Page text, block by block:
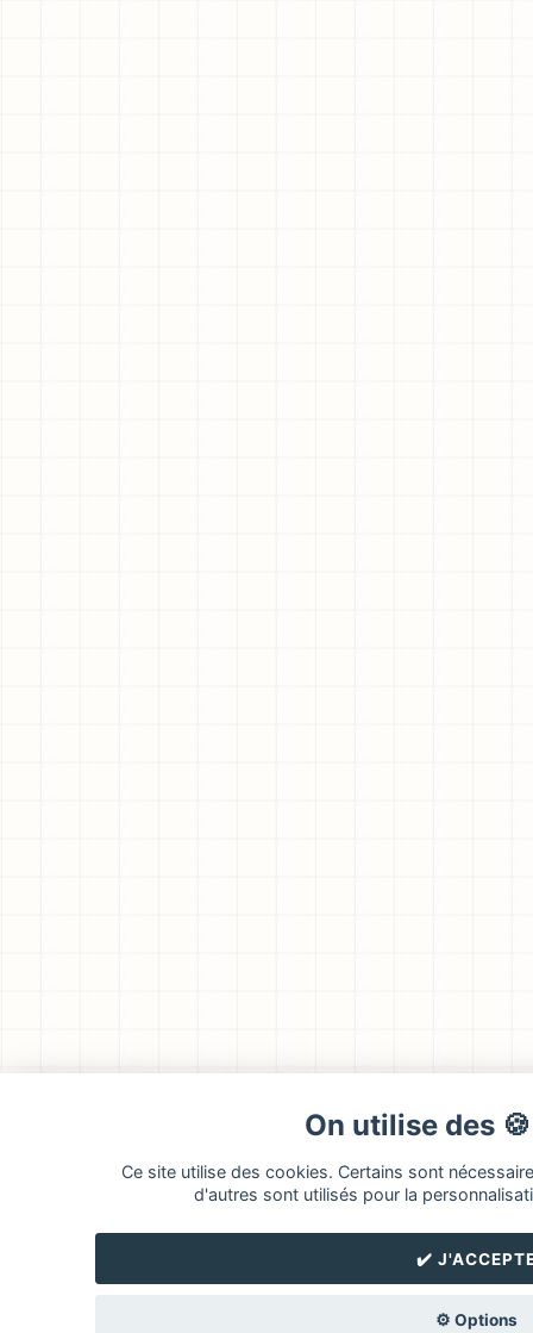
On utilise des
Ce site utilise des cookies. Certains sont
d'autres sont utilisés pour la
✔️
⚙️ Options